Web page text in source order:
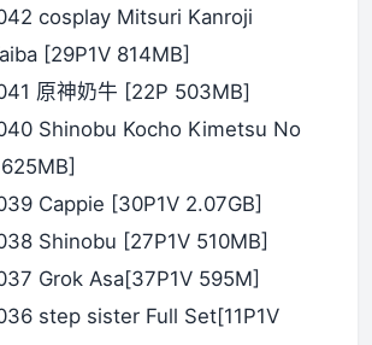
cosplay Mitsuri Kanroji
[29P1V 814MB]
原神奶牛 [22P 503MB]
Shinobu Kocho Kimetsu No
Cappie [30P1V 2.07GB]
Shinobu [27P1V 510MB]
Grok Asa[37P1V 595M]
step sister Full Set[11P1V